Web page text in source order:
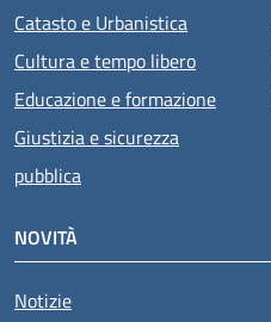
Catasto e Urbanistica
Cultura e tempo libero
Educazione e formazione
Giustizia e sicurezza
pubblica
NOVITÀ
Notizie